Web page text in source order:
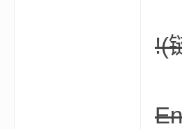
!(